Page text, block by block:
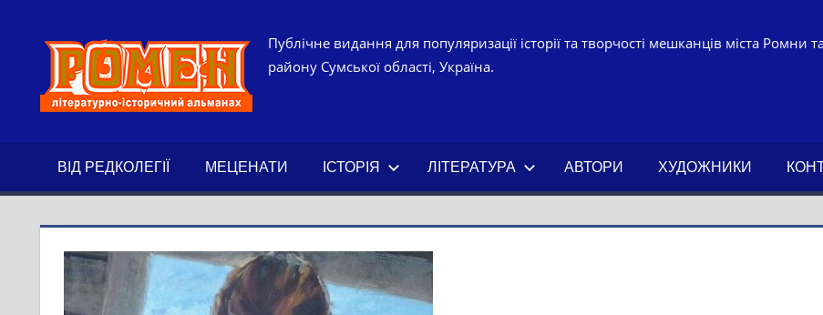
РОМЕН.
ІСТОРИЧНИЙ
АЛЬМАНАХ.
Публічне видання для популяризації історії та творчості мешканців міста Ромни
району Сумської області, Україна.
ВІД РЕДКОЛЕГІЇ МЕЦЕНАТИ ІСТОРІЯ ЛІТЕРАТУРА АВТОРИ ХУДОЖНИКИ